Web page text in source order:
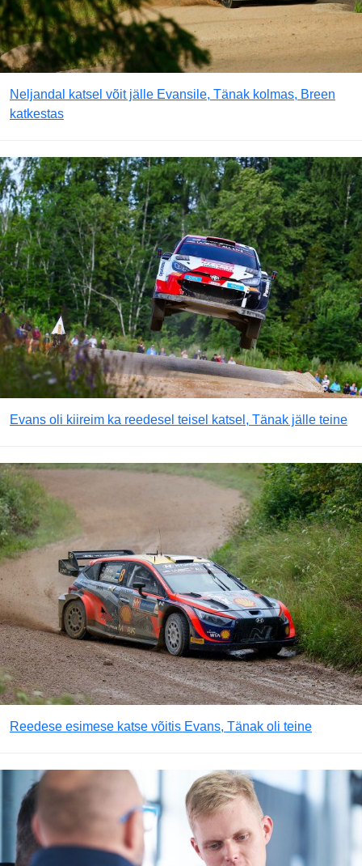
Neljandal katsel võit jälle Evansile, Tänak kolmas, Breen
katkestas
Evans oli kiireim ka reedesel teisel katsel, Tänak jälle teine
Reedese esimese katse võitis Evans, Tänak oli teine